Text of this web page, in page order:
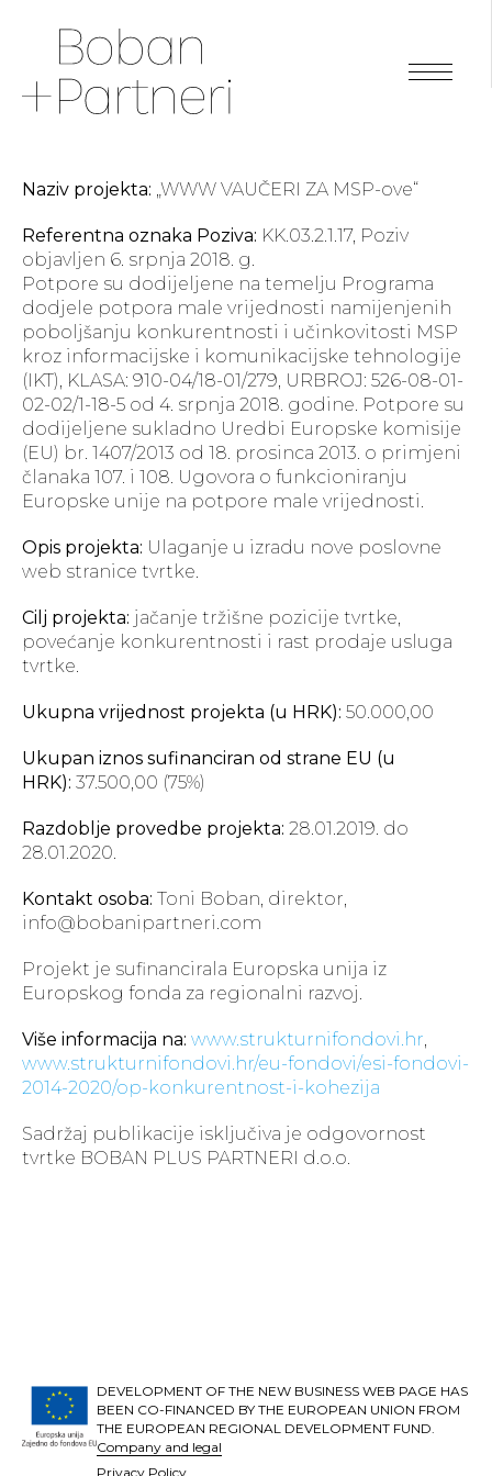
Naziv projekta: „WWW VAUČERI ZA MSP-ove“
Referentna oznaka Poziva: KK.03.2.1.17, Poziv
objavljen 6. srpnja 2018. g.
Potpore su dodijeljene na temelju Programa
dodjele potpora male vrijednosti namijenjenih
poboljšanju konkurentnosti i učinkovitosti MSP
kroz informacijske i komunikacijske tehnologije
(IKT), KLASA: 910-04/18-01/279, URBROJ: 526-08-01-
02-02/1-18-5 od 4. srpnja 2018. godine. Potpore su
dodijeljene sukladno Uredbi Europske komisije
(EU) br. 1407/2013 od 18. prosinca 2013. o primjeni
članaka 107. i 108. Ugovora o funkcioniranju
Europske unije na potpore male vrijednosti.
Opis projekta: Ulaganje u izradu nove poslovne
web stranice tvrtke.
Cilj projekta: jačanje tržišne pozicije tvrtke,
povećanje konkurentnosti i rast prodaje usluga
tvrtke.
Ukupna vrijednost projekta (u HRK): 50.000,00
Ukupan iznos sufinanciran od strane EU (u
HRK): 37.500,00 (75%)
Razdoblje provedbe projekta: 28.01.2019. do
28.01.2020.
Kontakt osoba: Toni Boban, direktor,
info@bobanipartneri.com
Projekt je sufinancirala Europska unija iz
Europskog fonda za regionalni razvoj.
Više informacija na: www.strukturnifondovi.hr,
www.strukturnifondovi.hr/eu-fondovi/esi-fondovi-
2014-2020/op-konkurentnost-i-kohezija
Sadržaj publikacije isključiva je odgovornost
tvrtke BOBAN PLUS PARTNERI d.o.o.
DEVELOPMENT OF THE NEW BUSINESS WEB PAGE HAS
BEEN CO-FINANCED BY THE EUROPEAN UNION FROM
THE EUROPEAN REGIONAL DEVELOPMENT FUND.
Company and legal
Privacy Policy